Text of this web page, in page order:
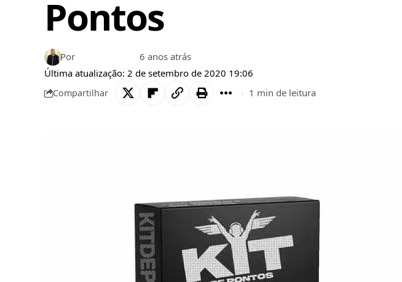
Pontos
Última atualização: 2 de setembro de 2020 19:06
Por Bruno Gabriel6 anos atrás
Compartilhar 1 min de leitura